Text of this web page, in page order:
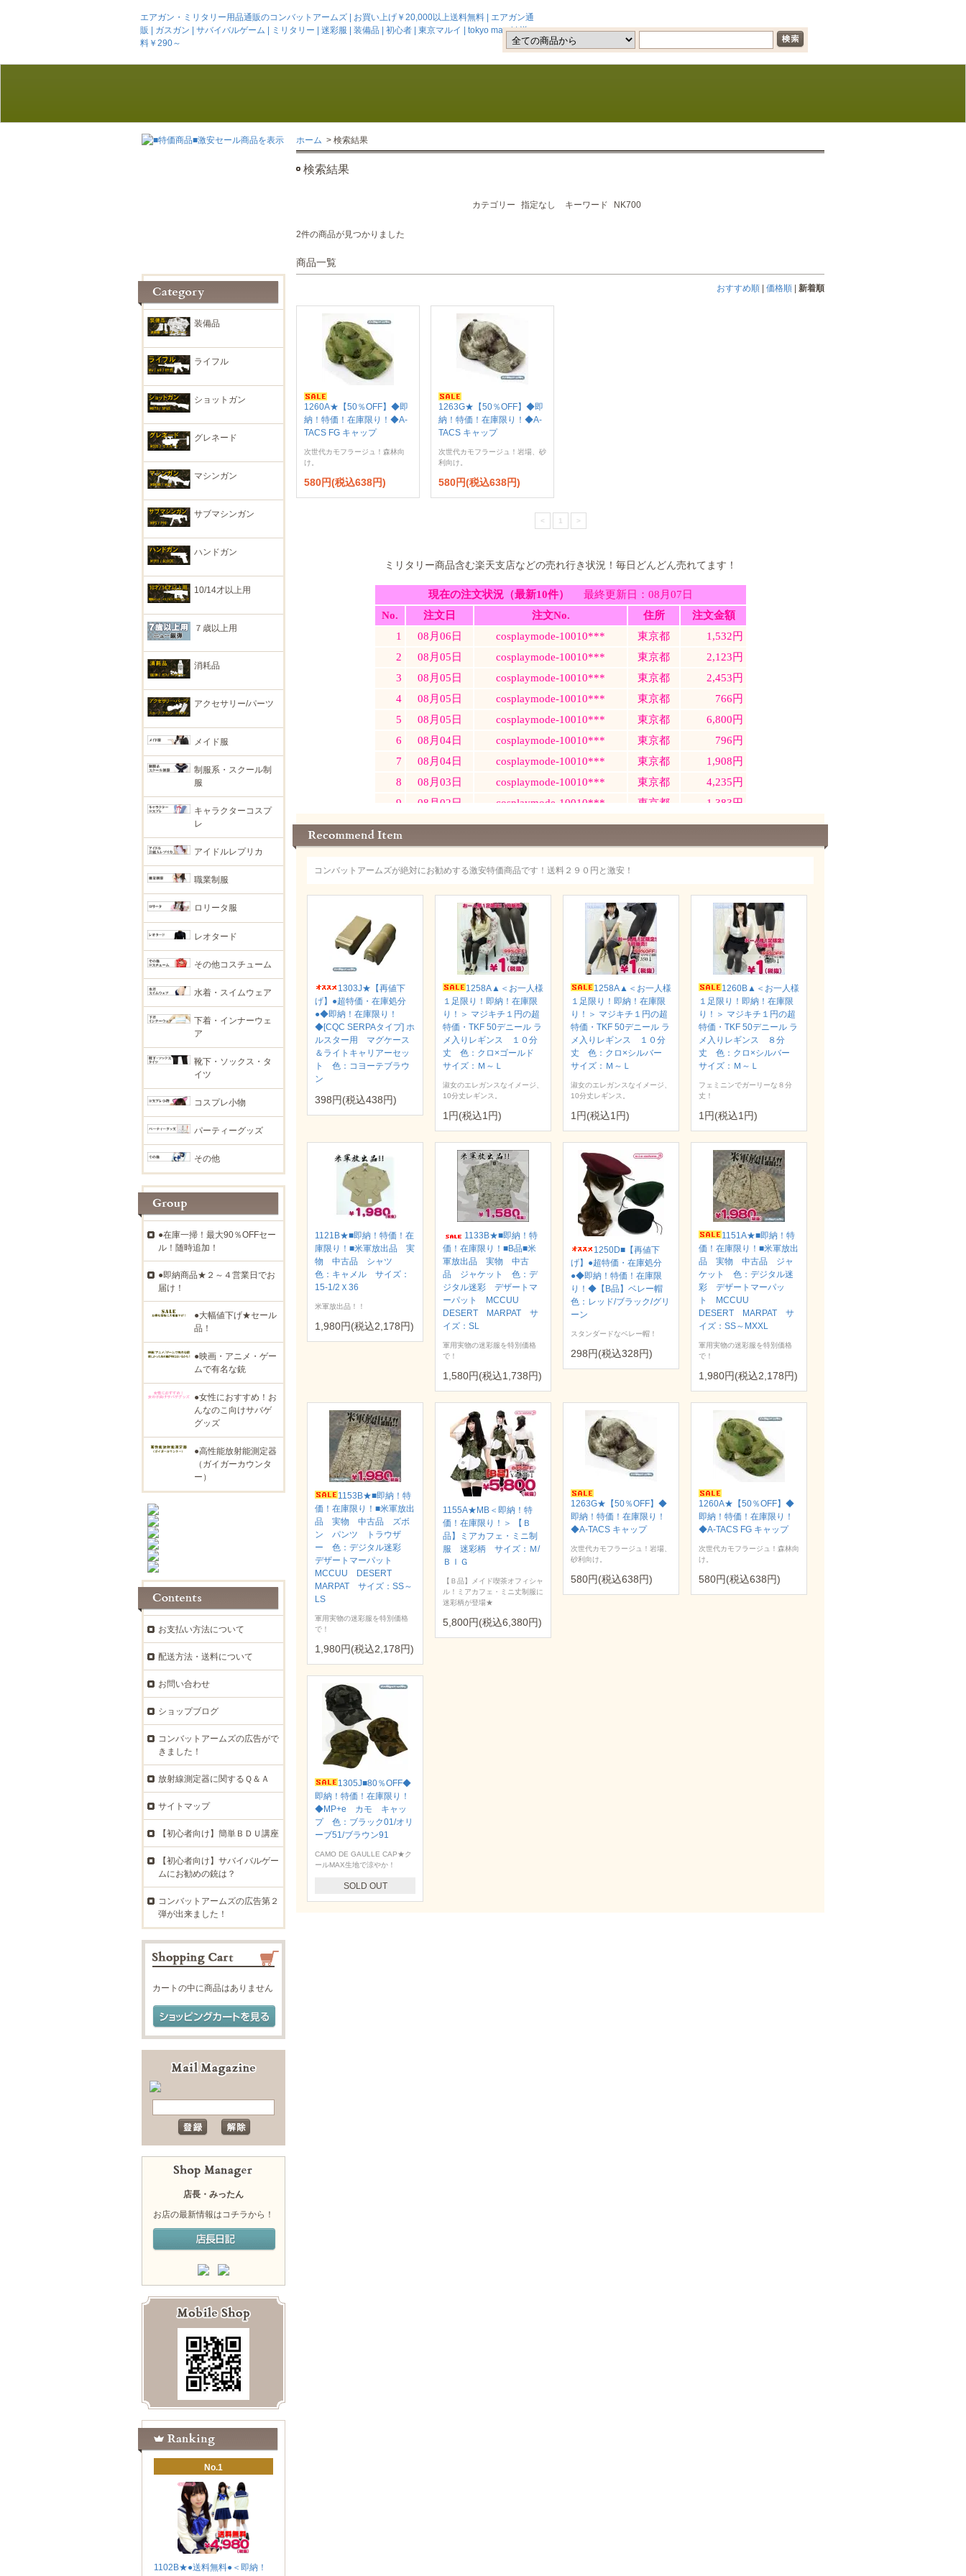
エアガン・ミリタリー用品通販のコンバットアームズ | お買い上げ￥20,000以上送料無料 | エアガン通
販 | ガスガン | サバイバルゲーム | ミリタリー | 迷彩服 | 装備品 | 初心者 | 東京マルイ | tokyo marui | 送
料￥290～
ホーム > 検索結果
検索結果
カテゴリー 指定なし キーワード NK700
2件の商品が見つかりました
商品一覧
おすすめ順 価格順 新着順
1260A★【50％OFF】◆即
納！特価！在庫限り！◆A-
TACS FG キャップ
次世代カモフラージュ！森林向
け。
580円(税込638円)
1263G★【50％OFF】◆即
納！特価！在庫限り！◆A-
TACS キャップ
次世代カモフラージュ！岩場、砂
利向け。
580円(税込638円)
< 1 >
ミリタリー商品含む楽天支店などの売れ行き状況！毎日どんどん売れてます！
コンバットアームズが絶対にお勧めする激安特価商品です！送料２９０円と激安！
1303J★【再値下
げ】●超特価・在庫処分
●◆即納！在庫限り！
◆[CQC SERPAタイプ] ホ
ルスター用 マグケース
＆ライトキャリアーセッ
ト 色：コヨーテブラウ
ン
398円(税込438円)
1258A▲＜お一人様
１足限り！即納！在庫限
り！＞ マジキチ１円の超
特価・TKF 50デニール ラ
メ入りレギンス １０分
丈 色：クロ×ゴールド
サイズ：Ｍ～Ｌ
淑女のエレガンスなイメージ、
10分丈レギンス。
1円(税込1円)
1258A▲＜お一人様
１足限り！即納！在庫限
り！＞ マジキチ１円の超
特価・TKF 50デニール ラ
メ入りレギンス １０分
丈 色：クロ×シルバー
サイズ：Ｍ～Ｌ
淑女のエレガンスなイメージ、
10分丈レギンス。
1円(税込1円)
1260B▲＜お一人様
１足限り！即納！在庫限
り！＞ マジキチ１円の超
特価・TKF 50デニール ラ
メ入りレギンス ８分
丈 色：クロ×シルバー
サイズ：Ｍ～Ｌ
フェミニンでガーリーな８分
丈！
1円(税込1円)
1121B★■即納！特価！在
庫限り！■米軍放出品 実
物 中古品 シャツ
色：キャメル サイズ：
15-1/2Ｘ36
米軍放出品！！
1,980円(税込2,178円)
1133B★■即納！特
価！在庫限り！■B品■米
軍放出品 実物 中古
品 ジャケット 色：デ
ジタル迷彩 デザートマ
ーパット MCCUU
DESERT MARPAT サ
イズ：SL
軍用実物の迷彩服を特別価格
で！
1,580円(税込1,738円)
1250D■【再値下
げ】●超特価・在庫処分
●◆即納！特価！在庫限
り！◆【B品】ベレー帽
色：レッド/ブラック/グリ
ーン
スタンダードなベレー帽！
298円(税込328円)
1151A★■即納！特
価！在庫限り！■米軍放出
品 実物 中古品 ジャ
ケット 色：デジタル迷
彩 デザートマーパッ
ト MCCUU
DESERT MARPAT サ
イズ：SS～MXXL
軍用実物の迷彩服を特別価格
で！
1,980円(税込2,178円)
1153B★■即納！特
価！在庫限り！■米軍放出
品 実物 中古品 ズボ
ン パンツ トラウザ
ー 色：デジタル迷彩
デザートマーパット
MCCUU DESERT
MARPAT サイズ：SS～
LS
軍用実物の迷彩服を特別価格
で！
1,980円(税込2,178円)
1155A★MB＜即納！特
価！在庫限り！＞ 【Ｂ
品】ミアカフェ・ミニ制
服 迷彩柄 サイズ：Ｍ/
ＢＩＧ
【Ｂ品】メイド喫茶オフィシャ
ル！ミアカフェ・ミニ丈制服に
迷彩柄が登場★
5,800円(税込6,380円)
1263G★【50％OFF】◆
即納！特価！在庫限り！
◆A-TACS キャップ
次世代カモフラージュ！岩場、
砂利向け。
580円(税込638円)
1260A★【50％OFF】◆
即納！特価！在庫限り！
◆A-TACS FG キャップ
次世代カモフラージュ！森林向
け。
580円(税込638円)
1305J■80％OFF◆
即納！特価！在庫限り！
◆MP+e カモ キャッ
プ 色：ブラック01/オリ
ーブ51/ブラウン91
CAMO DE GAULLE CAP★ク
ールMAX生地で涼やか！
SOLD OUT
装備品
ライフル
ショットガン
グレネード
マシンガン
サブマシンガン
ハンドガン
10/14才以上用
７歳以上用
消耗品
アクセサリー/パーツ
メイド服
制服系・スクール制
服
キャラクターコスプ
レ
アイドルレプリカ
職業制服
ロリータ服
レオタード
その他コスチューム
水着・スイムウェア
下着・インナーウェ
ア
靴下・ソックス・タ
イツ
コスプレ小物
パーティーグッズ
その他
●在庫一掃！最大90％OFFセー
ル！随時追加！
●即納商品★２～４営業日でお
届け！
●大幅値下げ★セール
品！
●映画・アニメ・ゲー
ムで有名な銃
●女性におすすめ！お
んなのこ向けサバゲ
グッズ
●高性能放射能測定器
（ガイガーカウンタ
ー）
お支払い方法について
配送方法・送料について
お問い合わせ
ショップブログ
コンバットアームズの広告がで
きました！
放射線測定器に関するＱ＆Ａ
サイトマップ
【初心者向け】簡単ＢＤＵ講座
【初心者向け】サバイバルゲー
ムにお勧めの銃は？
コンバットアームズの広告第２
弾が出来ました！
カートの中に商品はありません
店長・みったん
お店の最新情報はコチラから！
No.1
1102B★●送料無料●＜即納！